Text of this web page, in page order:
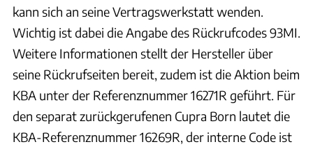
kann sich an seine Vertragswerkstatt wenden.
Wichtig ist dabei die Angabe des Rückrufcodes 93MI.
Weitere Informationen stellt der Hersteller über
seine Rückrufseiten bereit, zudem ist die Aktion beim
KBA unter der Referenznummer 16271R geführt. Für
den separat zurückgerufenen Cupra Born lautet die
KBA-Referenznummer 16269R, der interne Code ist